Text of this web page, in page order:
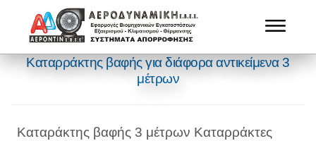
Καταρράκτης βαφής για διάφορα αντικείμενα 3
μέτρων
Καταράκτης βαφής 3 μέτρων Καταρράκτες